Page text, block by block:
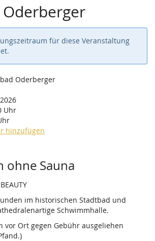
für diese Veranstaltung
Oderberger
Uhr
hinzufügen
ohne Sauna
im historischen Stadtbad und
Schwimmhalle.
vor Ort gegen Gebühr ausgeliehen